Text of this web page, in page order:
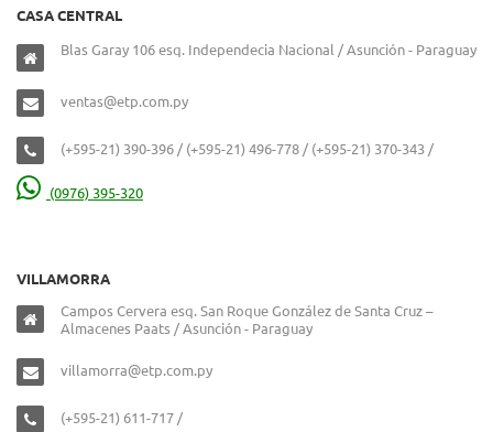
CASA CENTRAL
Blas Garay 106 esq. Independecia Nacional / Asunción - Paraguay
ventas@etp.com.py
(+595-21) 390-396 / (+595-21) 496-778 / (+595-21) 370-343 /
(0976) 395-320
VILLAMORRA
Campos Cervera esq. San Roque González de Santa Cruz –
Almacenes Paats / Asunción - Paraguay
villamorra@etp.com.py
(+595-21) 611-717 /